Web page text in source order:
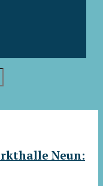
Neun: